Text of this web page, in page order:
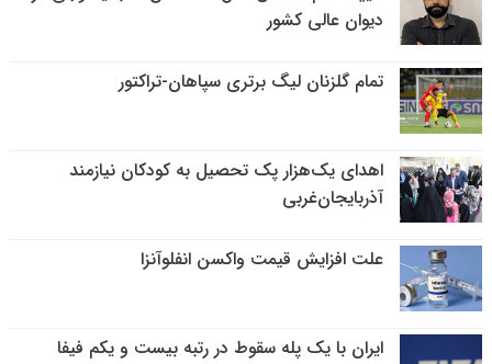
دیوان عالی کشور
تمام گلزنان لیگ‌ برتری سپاهان-تراکتور
اهدای یک‌هزار پک تحصیل به کودکان نیازمند
آذربایجان‌غربی
علت افزایش قیمت واکسن انفلوآنزا
ایران با یک پله سقوط در رتبه بیست و یکم فیفا